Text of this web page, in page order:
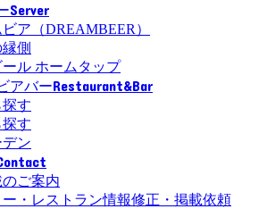
Server
ビア（DREAMBEER）
側
ル ホームタップ
アバーRestaurant&Bar
す
す
デン
ご案内
・レストラン情報修正・掲載依頼